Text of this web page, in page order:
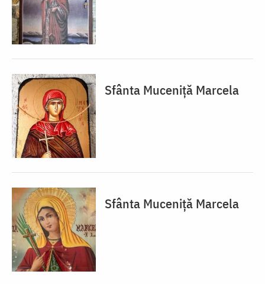
Sfânta Muceniță Marcela
Sfânta Muceniță Marcela